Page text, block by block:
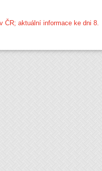
ČR; aktuální informace ke dni 8.